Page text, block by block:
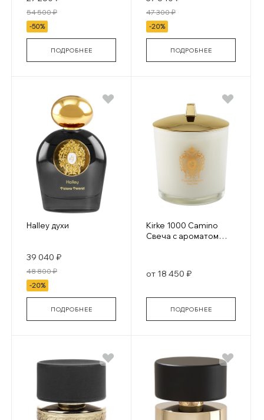
54 500 ₽
-50%
ПОДРОБНЕЕ
47 300 ₽
-20%
ПОДРОБНЕЕ
Halley духи
39 040 ₽
48 800 ₽
-20%
ПОДРОБНЕЕ
Kirke 1000 Camino
Свеча с ароматом
от 18 450 ₽
ПОДРОБНЕЕ